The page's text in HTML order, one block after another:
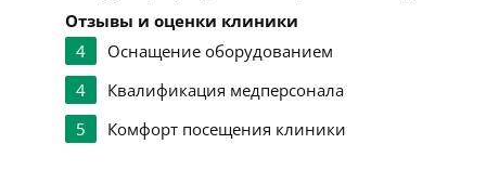
Отзывы и оценки клиники
4
Оснащение оборудованием
4
Квалификация медперсонала
5
Комфорт посещения клиники